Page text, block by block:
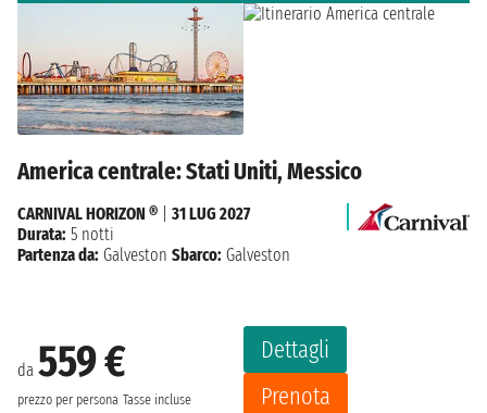
America centrale: Stati Uniti, Messico
da 559 €
prezzo per persona Tasse incluse
Dettagli
Prenota
CARNIVAL HORIZON ®
31 LUG 2027
Durata: 5 notti
Partenza da: Galveston Sbarco: Galveston